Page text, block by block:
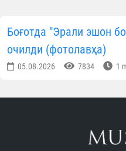
Боғотда "Эрали эшон
очилди (фотолавҳа)
05.08.2026 7834 1